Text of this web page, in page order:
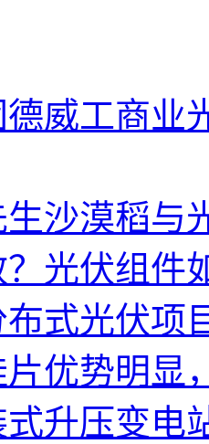
威工商业
沙漠稻与
光伏组件
式光伏项
优势明显
升压变电